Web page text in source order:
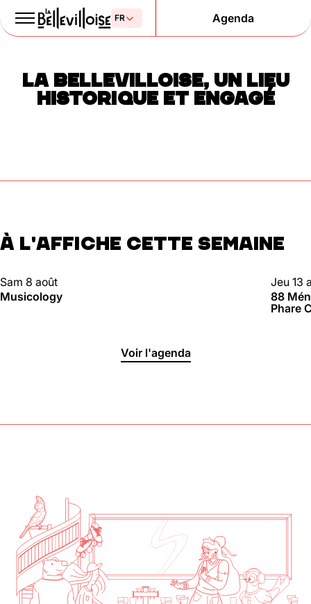
Le Paris
de la liberté
Agenda
Lun, Mar, Mer : Fermé
Le Toit
Lun, Mar, Mer, Jeu, Ven : 17h -
00h00
Sam, Dim : 15h00 - 00h00
LA BELLEVILLOISE, UN LIEU
HISTORIQUE ET ENGAGÉ
À L'AFFICHE CETTE SEMAINE
CLUBBING
Sam 8 août
Musicology
88
Jeu 13
88
Phare
Voir l'agenda